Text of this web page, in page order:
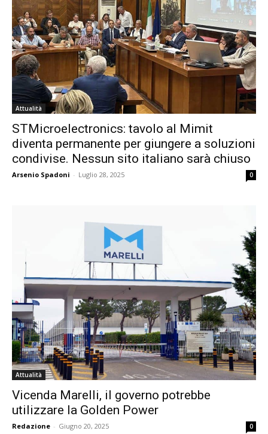
Attualità
STMicroelectronics: tavolo al Mimit
diventa permanente per giungere a soluzioni
condivise. Nessun sito italiano sarà chiuso
Arsenio Spadoni - Luglio 28, 2025 0
Attualità
Vicenda Marelli, il governo potrebbe
utilizzare la Golden Power
Redazione - Giugno 20, 2025 0